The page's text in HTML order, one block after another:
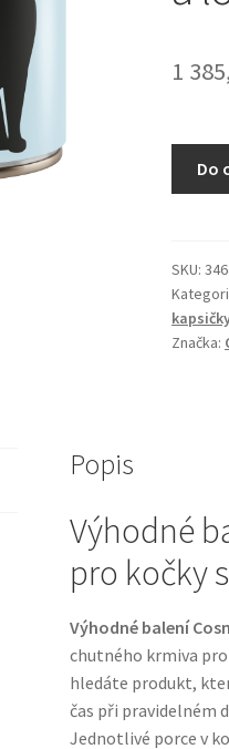
1
Do
SKU:
Značka:
Popis
Výhodné
pro kočky
Výhodné balení
chutného krmiva
hledáte produkt,
čas při pravidelném
Jednotlivé porce v